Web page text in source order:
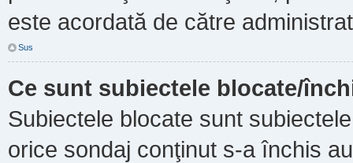
este acordată de către
Sus
Ce sunt subiectele blocate/
Subiectele blocate sunt
orice sondaj conţinut s-a închis